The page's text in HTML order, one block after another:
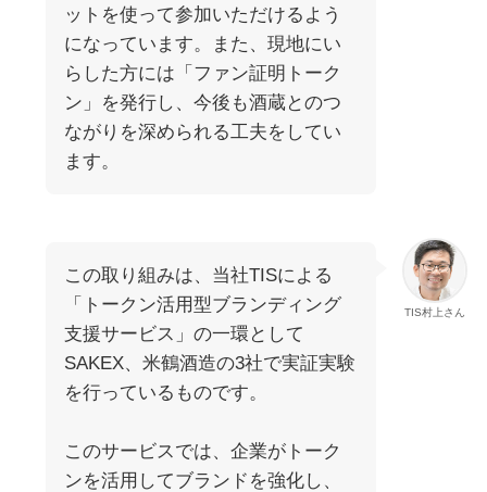
ットを使って参加いただけるよう
になっています。また、現地にい
らした方には「ファン証明トーク
ン」を発行し、今後も酒蔵とのつ
ながりを深められる工夫をしてい
ます。
TIS村上さん
この取り組みは、当社TISによる
「トークン活用型ブランディング
支援サービス」の一環として
SAKEX、米鶴酒造の3社で実証実験
を行っているものです。
このサービスでは、企業がトーク
ンを活用してブランドを強化し、